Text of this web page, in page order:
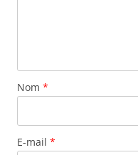
Nom *
E-mail *